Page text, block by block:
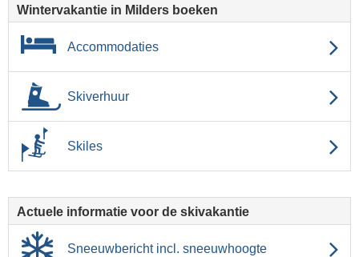
Wintervakantie in Milders boeken
Accommodaties
Skiverhuur
Skiles
Actuele informatie voor de skivakantie
Sneeuwbericht incl. sneeuwhoogte